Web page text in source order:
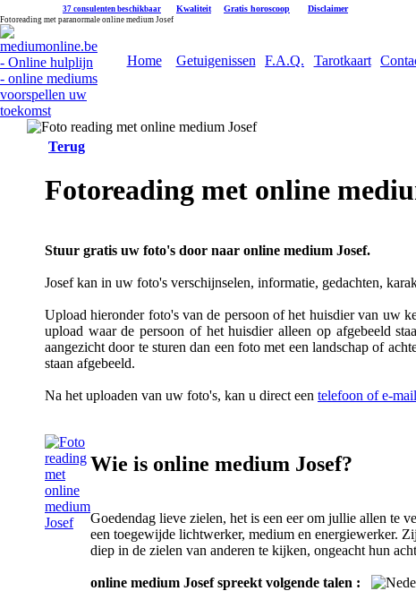
37 consulenten beschikbaar Kwaliteit Gratis horoscoop Disclaimer
Fotoreading met paranormale online medium Josef
Home Getuigenissen F.A.Q. Tarotkaart
Terug
Fotoreading met online
Stuur gratis uw foto's door naar online medium Josef.
Josef kan in uw foto's verschijnselen, informatie, gedachten,
Upload hieronder foto's van de persoon of het huisdier van uw
upload waar de persoon of het huisdier alleen op afgebeeld
aangezicht door te sturen dan een foto met een landschap of
staan afgebeeld.
Na het uploaden van uw foto's, kan u direct een telefoon of e-
Wie is online medium Josef?
Goedendag lieve zielen, het is een eer om jullie allen te
een toegewijde lichtwerker, medium en energiewerker.
diep in de zielen van anderen te kijken, ongeacht hun
online medium Josef spreekt volgende talen :